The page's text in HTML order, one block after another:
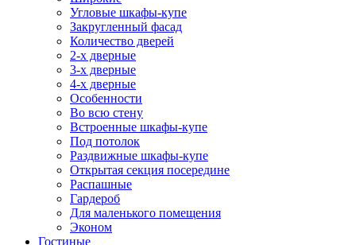
Угловые шкафы-купе
Закругленный фасад
Количество дверей
2-х дверные
3-х дверные
4-х дверные
Особенности
Во всю стену
Встроенные шкафы-купе
Под потолок
Раздвижные шкафы-купе
Открытая секция посередине
Распашные
Гардероб
Для маленького помещения
Эконом
Гостиные